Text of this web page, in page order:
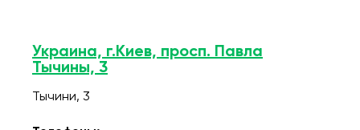
Украина, г.Киев, просп. Павла
Тычины, 3
Тычини, 3